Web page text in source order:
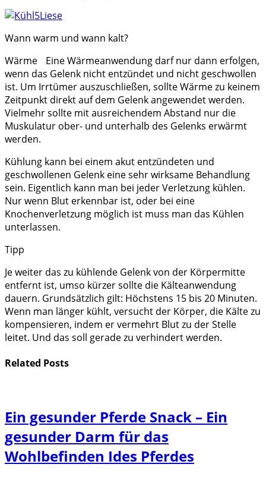
Wann warm und wann kalt?
Wärme Eine Wärmeanwendung darf nur dann erfolgen,
wenn das Gelenk nicht entzündet und nicht geschwollen
ist. Um Irrtümer auszuschließen, sollte Wärme zu keinem
Zeitpunkt direkt auf dem Gelenk angewendet werden.
Vielmehr sollte mit ausreichendem Abstand nur die
Muskulatur ober- und unterhalb des Gelenks erwärmt
werden.
Kühlung kann bei einem akut entzündeten und
geschwollenen Gelenk eine sehr wirksame Behandlung
sein. Eigentlich kann man bei jeder Verletzung kühlen.
Nur wenn Blut erkennbar ist, oder bei eine
Knochenverletzung möglich ist muss man das Kühlen
unterlassen.
Tipp
Je weiter das zu kühlende Gelenk von der Körpermitte
entfernt ist, umso kürzer sollte die Kälteanwendung
dauern. Grundsätzlich gilt: Höchstens 15 bis 20 Minuten.
Wenn man länger kühlt, versucht der Körper, die Kälte zu
kompensieren, indem er vermehrt Blut zu der Stelle
leitet. Und das soll gerade zu verhindert werden.
Related Posts
Ein gesunder Pferde Snack – Ein
gesunder Darm für das
Wohlbefinden Ides Pferdes